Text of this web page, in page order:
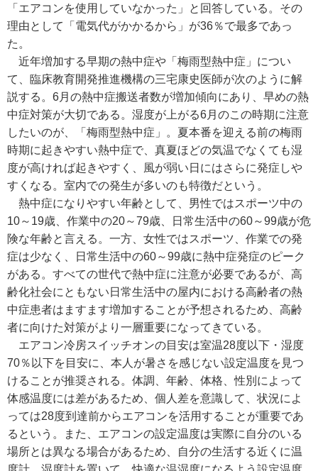
「エアコンを使用していなかった」と回答している。その
理由として「電気代がかかるから」が36％で最多であっ
た。
近年増加する早期の熱中症や「梅雨型熱中症」につい
て、臨床教育開発推進機構の三宅康史医師が次のように解
説する。6月の熱中症搬送者数が増加傾向にあり、早めの熱
中症対策が大切である。湿度が上がる6月のこの時期に注意
したいのが、「梅雨型熱中症」。夏本番を迎える前の梅雨
時期に起きやすい熱中症で、真夏ほどの気温でなくても湿
度が高ければ起きやすく、風が弱い日にはさらに発症しや
すくなる。室内での発生が多いのも特徴だという。
熱中症になりやすい年齢として、男性ではスポーツ中の
10～19歳、作業中の20～79歳、日常生活中の60～99歳が危
険な年齢と言える。一方、女性ではスポーツ、作業での発
症は少なく、日常生活中の60～99歳に熱中症発症のピーク
がある。すべての世代で熱中症に注意が必要であるが、高
齢化社会にともない日常生活中の屋内における高齢者の熱
中症患者はますます増加することが予想されるため、高齢
者に向けた対策がより一層重要になってきている。
エアコン冷房スイッチオンの目安は室温28度以下・湿度
70％以下を目安に、本人が暑さを感じない設定温度を見つ
けることが推奨される。体調、年齢、体格、性別によって
体感温度には差があるため、個人差を意識して、状況によ
っては28度到達前からエアコンを活用することが重要であ
るという。また、エアコンの設定温度は実際に自分のいる
場所とは異なる場合があるため、自分の生活する近くに温